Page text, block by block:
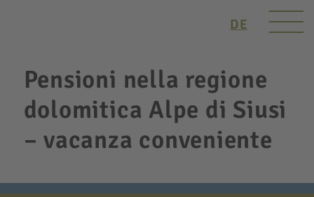
DE
Pensioni nella regione
dolomitica Alpe di Siusi
– vacanza conveniente